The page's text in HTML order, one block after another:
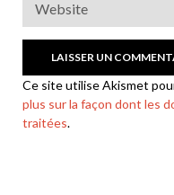
Ce site utilise Akismet
plus sur la façon dont les
traitées.